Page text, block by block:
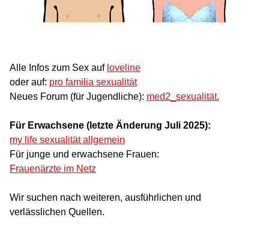
Alle Infos zum Sex auf loveline
oder auf: pro familia sexualität
Neues Forum (für Jugendliche): med2_sexualität.
Für Erwachsene (letzte Änderung Juli 2025):
my life sexualität allgemein
Für junge und erwachsene Frauen:
Frauenärzte im Netz
Wir suchen nach weiteren, ausführlichen und
verlässlichen Quellen.